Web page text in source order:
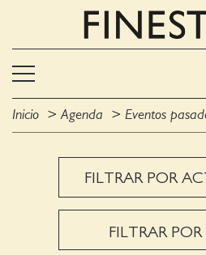
Inicio Agenda Eventos
FILTRAR POR